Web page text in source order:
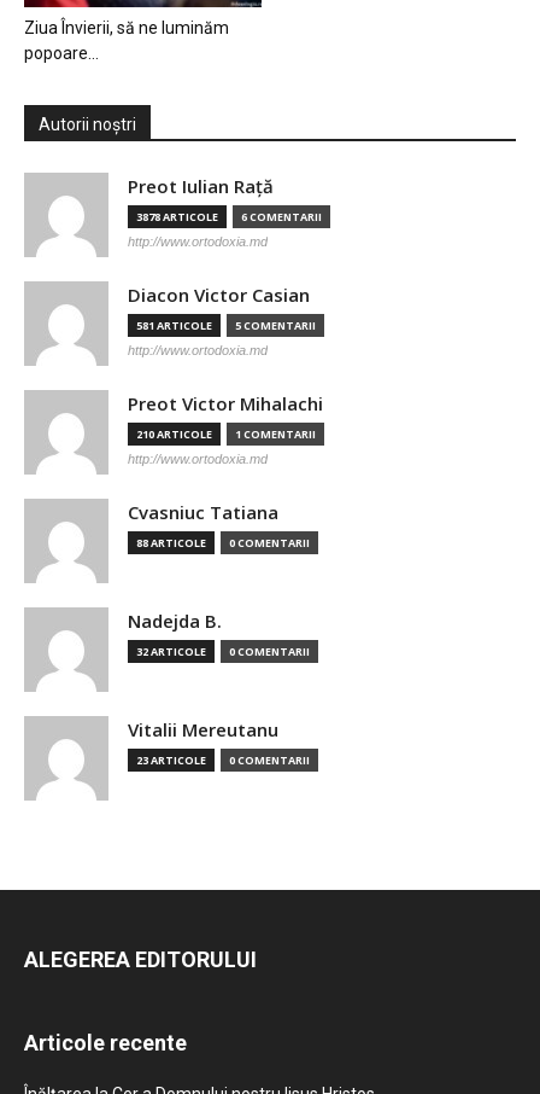
Ziua Învierii, să ne luminăm
popoare…
Autorii noștri
Preot Iulian Raţă
3878 ARTICOLE 6 COMENTARII
http://www.ortodoxia.md
Diacon Victor Casian
581 ARTICOLE 5 COMENTARII
http://www.ortodoxia.md
Preot Victor Mihalachi
210 ARTICOLE 1 COMENTARII
http://www.ortodoxia.md
Cvasniuc Tatiana
88 ARTICOLE 0 COMENTARII
Nadejda B.
32 ARTICOLE 0 COMENTARII
Vitalii Mereutanu
23 ARTICOLE 0 COMENTARII
ALEGEREA EDITORULUI
Articole recente